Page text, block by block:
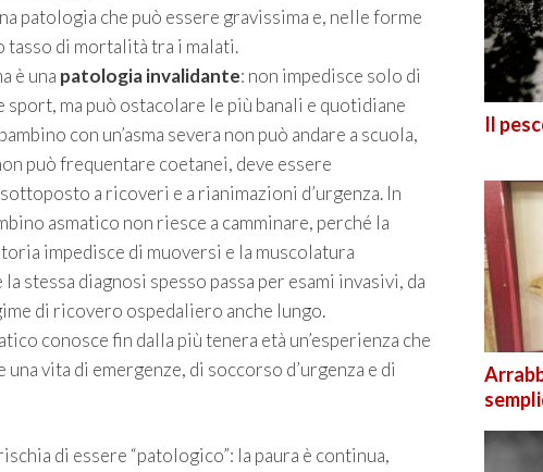
patologia che può essere gravissima e, nelle forme
tasso di mortalità tra i malati.
è una patologia invalidante: non impedisce solo di
ma può ostacolare le più banali e quotidiane
con un’asma severa non può andare a scuola,
può frequentare coetanei, deve essere
a ricoveri e a rianimazioni d’urgenza. In
asmatico non riesce a camminare, perché la
impedisce di muoversi e la muscolatura
stessa diagnosi spesso passa per esami invasivi, da
di ricovero ospedaliero anche lungo.
conosce fin dalla più tenera età un’esperienza che
una vita di emergenze, di soccorso d’urgenza e di
di essere “patologico”: la paura è continua,
Il